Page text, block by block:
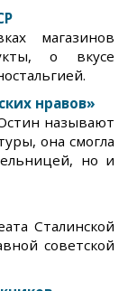
магазинов
о вкусе
нравов»
называют
она смогла
но и
Сталинской
советской